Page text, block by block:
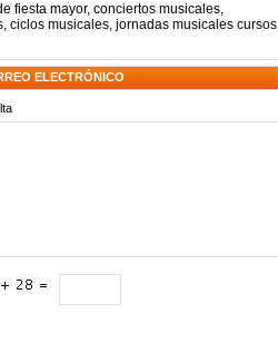
fiesta mayor, conciertos musicales,
, ciclos musicales, jornadas musicales cursos
ELECTRÓNICO